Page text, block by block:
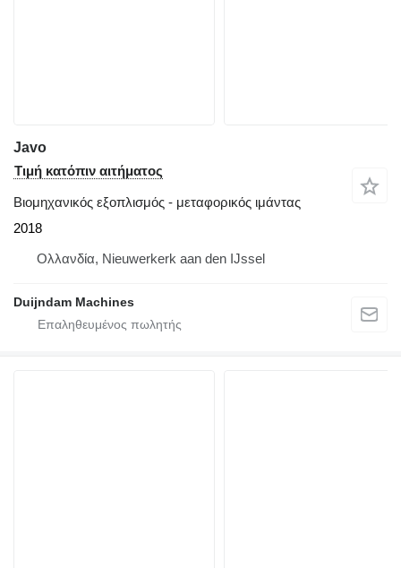
Javo
Τιμή κατόπιν αιτήματος
Βιομηχανικός εξοπλισμός - μεταφορικός ιμάντας
2018
Ολλανδία, Nieuwerkerk aan den IJssel
Duijndam Machines